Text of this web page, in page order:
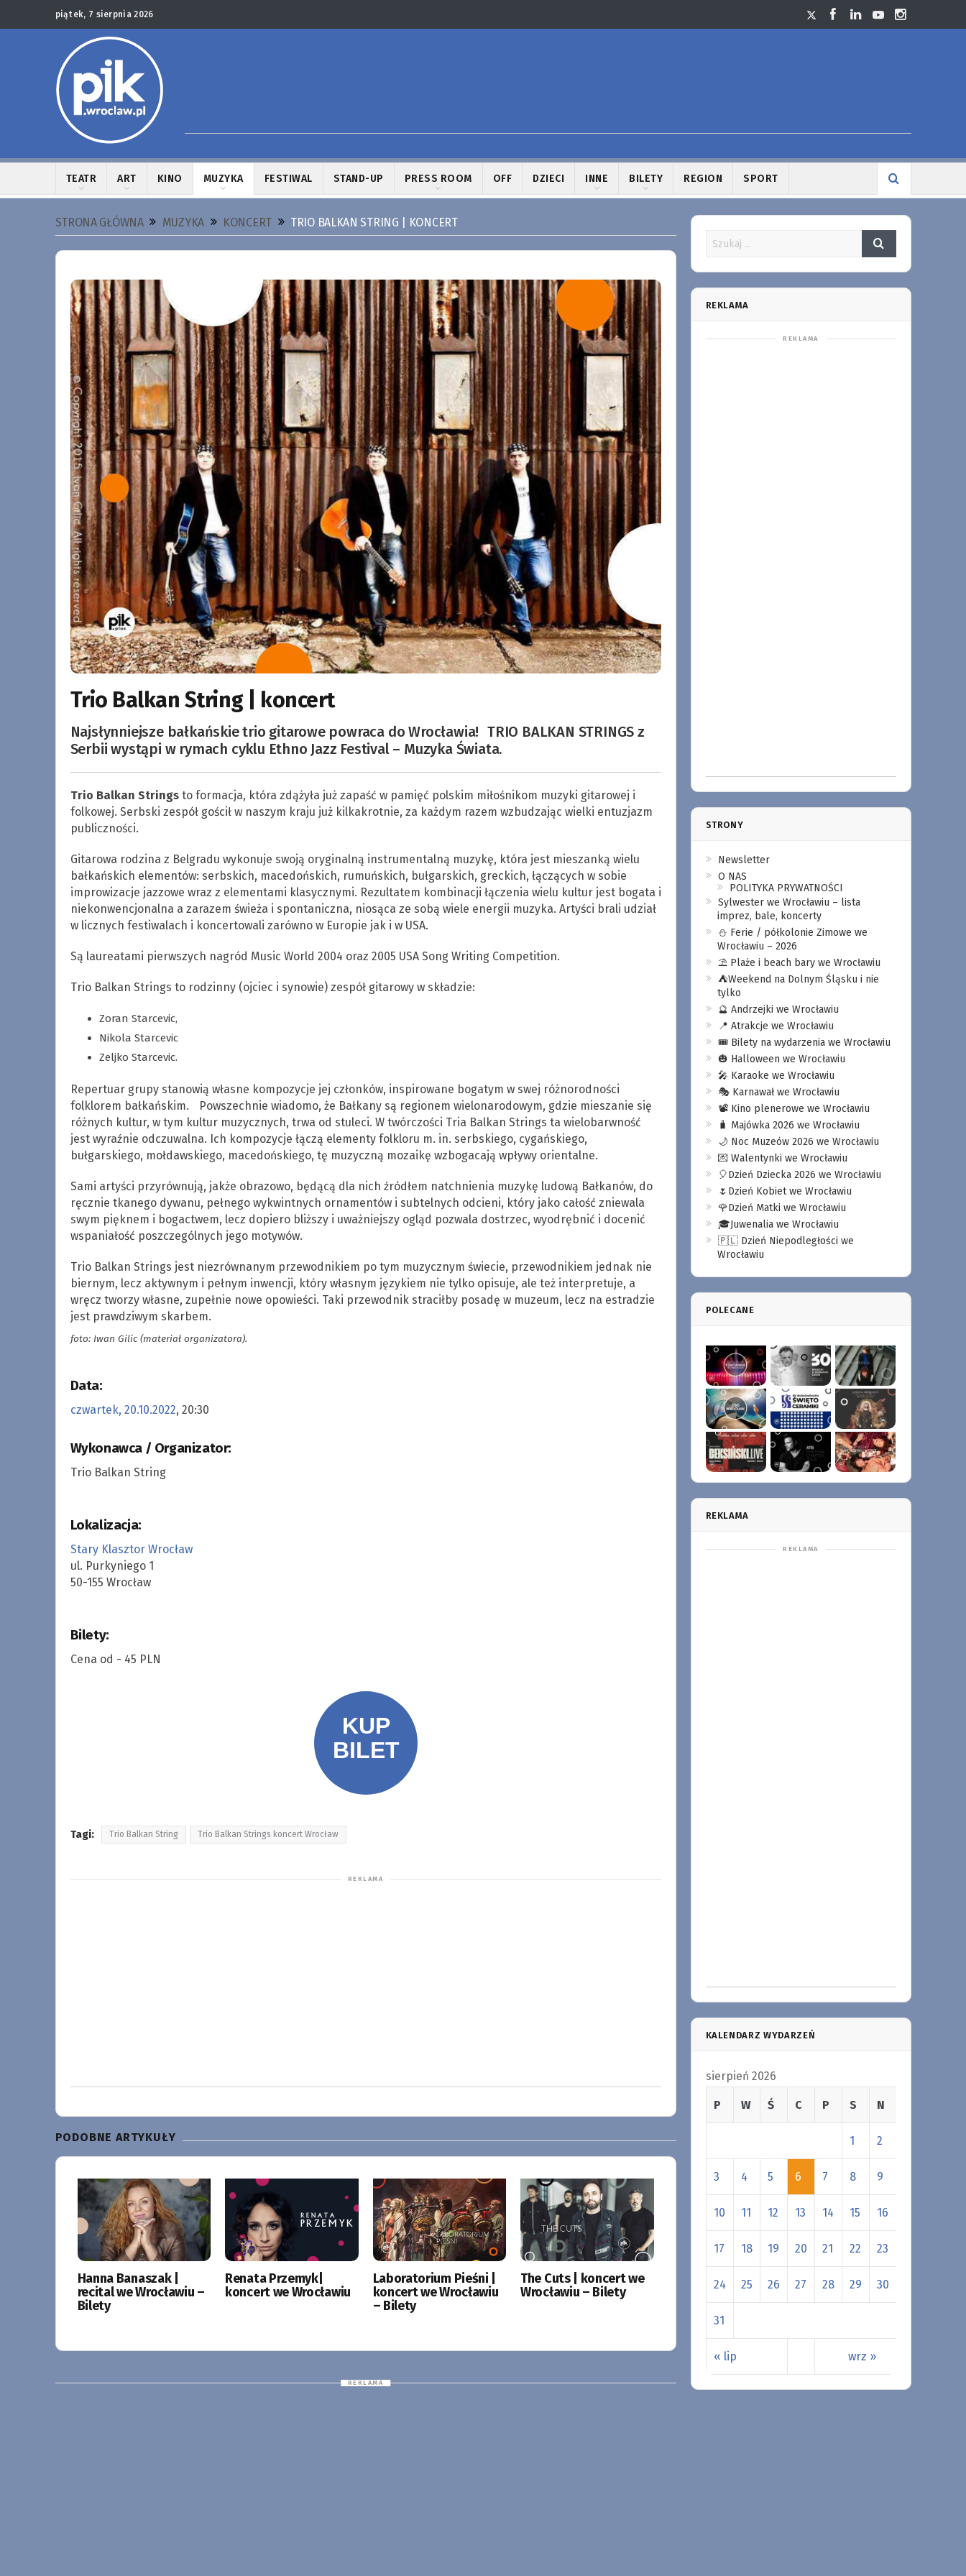
piątek, 7 sierpnia 2026
TEATR ART KINO MUZYKA FESTIWAL STAND-UP PRESS ROOM OFF DZIECI INNE BILETY REGION SPORT
STRONA GŁÓWNA MUZYKA KONCERT TRIO BALKAN STRING | KONCERT
Trio Balkan String | koncert
Najsłynniejsze bałkańskie trio gitarowe powraca do Wrocławia! TRIO BALKAN STRINGS z
Serbii wystąpi w rymach cyklu Ethno Jazz Festival – Muzyka Świata.
Trio Balkan Stringsto formacja, która zdążyła już zapaść w pamięć polskim miłośnikom muzyki gitarowej i
folkowej. Serbski zespół gościł w naszym kraju już kilkakrotnie, za każdym razem wzbudzając wielki entuzjazm
publiczności.
Gitarowa rodzina z Belgradu wykonuje swoją oryginalną instrumentalną muzykę, która jest mieszanką wielu
bałkańskich elementów: serbskich, macedońskich, rumuńskich, bułgarskich, greckich, łączących w sobie
improwizacje jazzowe wraz z elementami klasycznymi. Rezultatem kombinacji łączenia wielu kultur jest bogata i
niekonwencjonalna a zarazem świeża i spontaniczna, niosąca ze sobą wiele energii muzyka. Artyści brali udział
w licznych festiwalach i koncertowali zarówno w Europie jak i w USA.
Są laureatami pierwszych nagród Music World 2004 oraz 2005 USA Song Writing Competition.
Trio Balkan Strings to rodzinny (ojciec i synowie) zespół gitarowy w składzie:
Zoran Starcevic,
Nikola Starcevic
Zeljko Starcevic.
Repertuar grupy stanowią własne kompozycje jej członków, inspirowane bogatym w swej różnorodności
folklorem bałkańskim. Powszechnie wiadomo, że Bałkany są regionem wielonarodowym, gdzie mieszanie się
różnych kultur, w tym kultur muzycznych, trwa od stuleci. W twórczości Tria Balkan Strings ta wielobarwność
jest wyraźnie odczuwalna. Ich kompozycje łączą elementy folkloru m. in. serbskiego, cygańskiego,
bułgarskiego, mołdawskiego, macedońskiego, tę muzyczną mozaikę wzbogacają wpływy orientalne.
Sami artyści przyrównują, jakże obrazowo, będącą dla nich źródłem natchnienia muzykę ludową Bałkanów, do
ręcznie tkanego dywanu, pełnego wykwintnych ornamentów i subtelnych odcieni, który jako całość zniewala
swym pięknem i bogactwem, lecz dopiero bliższy i uważniejszy ogląd pozwala dostrzec, wyodrębnić i docenić
wspaniałość poszczególnych jego motywów.
Trio Balkan Strings jest niezrównanym przewodnikiem po tym muzycznym świecie, przewodnikiem jednak nie
biernym, lecz aktywnym i pełnym inwencji, który własnym językiem nie tylko opisuje, ale też interpretuje, a
wręcz tworzy własne, zupełnie nowe opowieści. Taki przewodnik straciłby posadę w muzeum, lecz na estradzie
jest prawdziwym skarbem.
foto: Iwan Gilic (materiał organizatora).
Data:
czwartek, 20.10.2022, 20:30
Wykonawca / Organizator:
Trio Balkan String
Lokalizacja:
Stary Klasztor Wrocław
ul. Purkyniego 1
50-155 Wrocław
Bilety:
Cena od - 45 PLN
Tagi: Trio Balkan String Trio Balkan Strings koncert Wrocław
PODOBNE ARTYKUŁY
Hanna Banaszak |
recital we Wrocławiu –
Bilety
Renata Przemyk|
koncert we Wrocławiu
Laboratorium Pieśni |
koncert we Wrocławiu
– Bilety
The Cuts | koncert we
Wrocławiu – Bilety
REKLAMA
STRONY
Newsletter
O NAS
POLITYKA PRYWATNOŚCI
Sylwester we Wrocławiu – lista
imprez, bale, koncerty
⛄️ Ferie / półkolonie Zimowe we
Wrocławiu – 2026
⛱️ Plaże i beach bary we Wrocławiu
⛺️Weekend na Dolnym Śląsku i nie
tylko
🔮 Andrzejki we Wrocławiu
📍 Atrakcje we Wrocławiu
🎟️ Bilety na wydarzenia we Wrocławiu
🎃 Halloween we Wrocławiu
🎤 Karaoke we Wrocławiu
🎭 Karnawał we Wrocławiu
📽️ Kino plenerowe we Wrocławiu
🧳 Majówka 2026 we Wrocławiu
🌙 Noc Muzeów 2026 we Wrocławiu
💌 Walentynki we Wrocławiu
🎈Dzień Dziecka 2026 we Wrocławiu
🌷Dzień Kobiet we Wrocławiu
🌹Dzień Matki we Wrocławiu
🎓Juwenalia we Wrocławiu
🇵🇱 Dzień Niepodległości we
Wrocławiu
POLECANE
REKLAMA
KALENDARZ WYDARZEŃ
sierpień 2026
P W Ś C P S N
« lip wrz »
1 2
3 4 5 6 7 8 9
10 11 12 13 14 15 16
17 18 19 20 21 22 23
24 25 26 27 28 29 30
31